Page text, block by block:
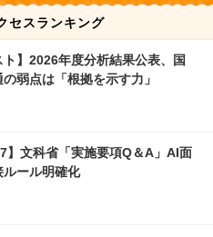
セスランキング
ト】2026年度分析結果公表、国
弱点は「根拠を示す力」
】文科省「実施要項Q＆A」AI面
ルール明確化